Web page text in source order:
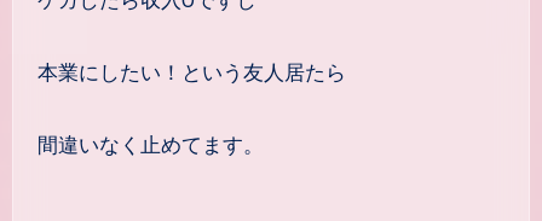
本業にしたい！という友人居たら
間違いなく止めてます。